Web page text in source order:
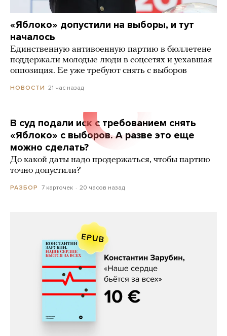
«Яблоко» допустили на выборы, и тут
началось
Единственную антивоенную партию в бюллетене
поддержали молодые люди в соцсетях и уехавшая
оппозиция. Ее уже требуют снять с выборов
НОВОСТИ 21 час назад
В суд подали иск с требованием снять
«Яблоко» с выборов. А разве это еще
можно сделать?
До какой даты надо продержаться, чтобы партию
точно допустили?
РАЗБОР 7 карточек 20 часов назад
Константин Зарубин, «Наше сердце